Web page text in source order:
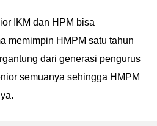
IKM dan HPM bisa
memimpin HMPM satu tahun
dari generasi pengurus
semuanya sehingga HMPM